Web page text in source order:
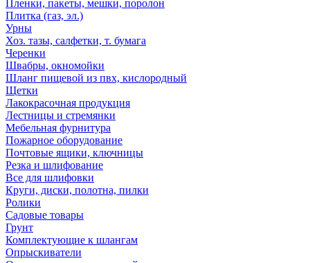
Пленки, пакеты, мешки, поролон
Плитка (газ, эл.)
Урны
Хоз. тазы, салфетки, т. бумага
Черенки
Швабры, окномойки
Шланг пищевой из пвх, кислородный
Щетки
Лакокрасочная продукция
Лестницы и стремянки
Мебельная фурнитура
Пожарное оборудование
Почтовые ящики, ключницы
Резка и шлифование
Все для шлифовки
Круги, диски, полотна, пилки
Ролики
Садовые товары
Грунт
Комплектующие к шлангам
Опрыскиватели